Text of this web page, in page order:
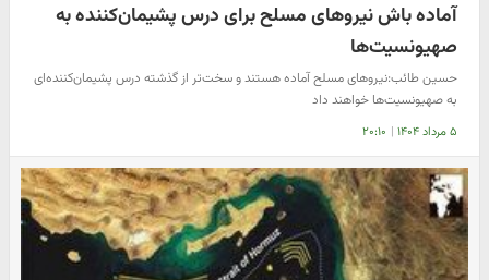
آماده باش نیروهای مسلح برای درس پشیمان‌کننده‌ به
صهیونسیت‌ها
حسین طائب:نیروهای مسلح آماده هستند و سخت‌تر از گذشته درس پشیمان‌کننده‌ای
به صهیونسیت‌ها خواهند داد
۵ مرداد ۱۴۰۴ | ۲۰:۱۰